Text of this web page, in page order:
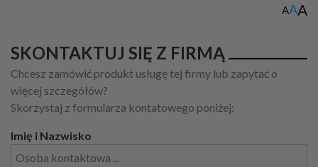
AAA
SKONTAKTUJ SIĘ Z FIRMĄ
Chcesz zamówić produkt usługę tej firmy lub zapytać o
więcej szczegółów?
Skorzystaj z formularza kontatowego poniżej:
Imię i Nazwisko